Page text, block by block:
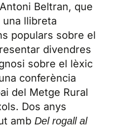
Beltran, que
llibreta
populars sobre el
divendres
sobre el lèxic
conferència
del Metge Rural
Dos anys
amb Del rogall al